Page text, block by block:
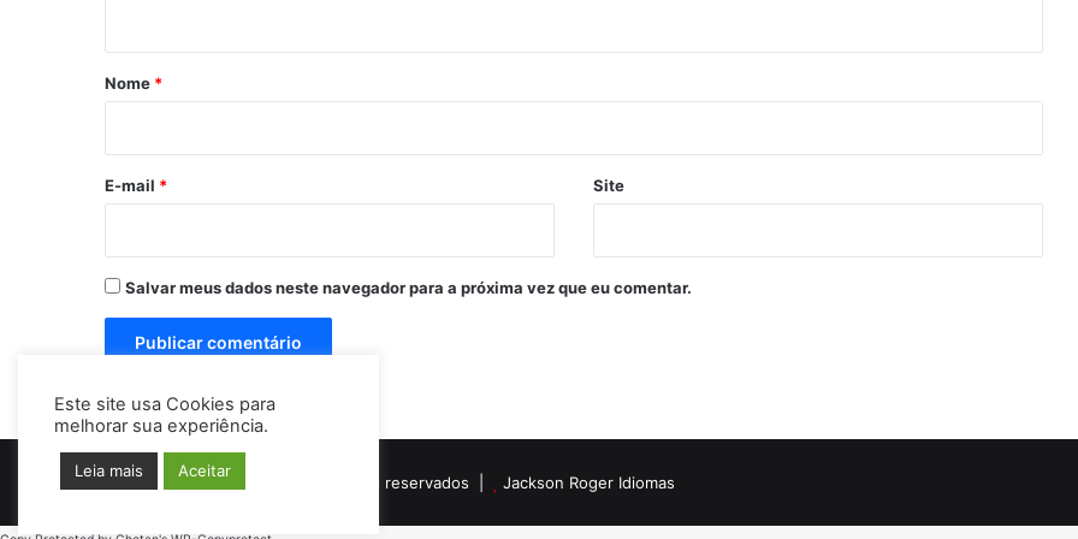
r
*
Nome *
E-mail * Site
Salvar meus dados neste navegador para a próxima vez que eu comentar.
© Copyright 2026, Todos os direitos reservados | Jackson Roger Idiomas
Este site usa Cookies para
melhorar sua experiência.
Leia mais Aceitar